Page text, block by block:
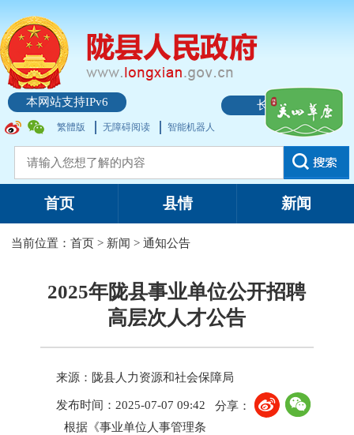
本网站支持IPv6 长者模式
繁體版 无障碍阅读 智能机器人
首页 县情 新闻
当前位置：首页 > 新闻 >通知公告
2025年陇县事业单位公开招聘
高层次人才公告
来源：陇县人力资源和社会保障局
发布时间：2025-07-07 09:42
分享：
根据《事业单位人事管理条